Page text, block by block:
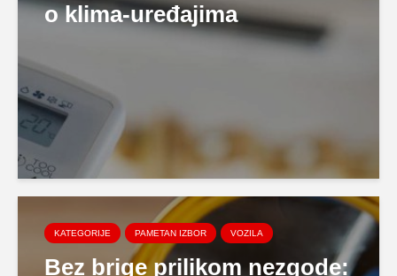
o klima-uređajima
KATEGORIJE PAMETAN IZBOR VOZILA
Bez brige prilikom nezgode: